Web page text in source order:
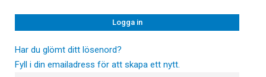
Har du glömt ditt lösenord?
Fyll i din emailadress för att skapa ett nytt.